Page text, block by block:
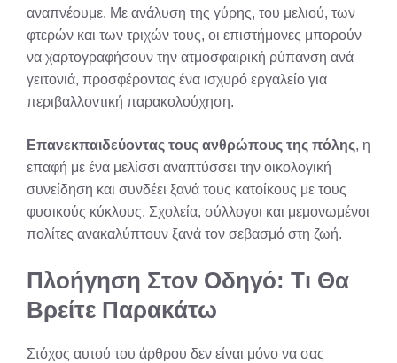
αναπνέουμε. Με ανάλυση της γύρης, του μελιού, των
φτερών και των τριχών τους, οι επιστήμονες μπορούν
να χαρτογραφήσουν την ατμοσφαιρική ρύπανση ανά
γειτονιά, προσφέροντας ένα ισχυρό εργαλείο για
περιβαλλοντική παρακολούχηση.
Επανεκπαιδεύοντας τους ανθρώπους της πόλης, η
επαφή με ένα μελίσσι αναπτύσσει την οικολογική
συνείδηση και συνδέει ξανά τους κατοίκους με τους
φυσικούς κύκλους. Σχολεία, σύλλογοι και μεμονωμένοι
πολίτες ανακαλύπτουν ξανά τον σεβασμό στη ζωή.
Πλοήγηση Στον Οδηγό: Τι Θα
Βρείτε Παρακάτω
Στόχος αυτού του άρθρου δεν είναι μόνο να σας